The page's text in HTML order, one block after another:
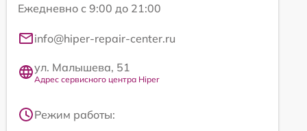
Ежедневно с 9:00 до 21:00
info@hiper-repair-center.ru
ул. Малышева, 51
Адрес сервисного центра Hiper
Режим работы: